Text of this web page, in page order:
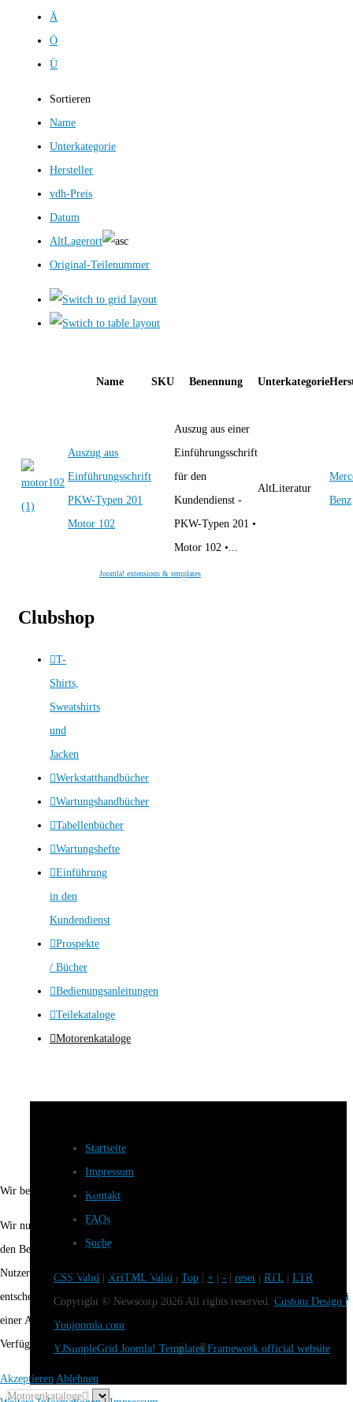
Ä
Ö
Ü
Sortieren
Name
Unterkategorie
Hersteller
vdh-Preis
Datum
AltLagerort
Original-Teilenummer
Name SKU Benennung Unterkategorie
Auszug aus
Einführungsschrift
PKW-Typen 201
Motor 102
Auszug aus einer
Einführungsschrift
für den
Kundendienst -
PKW-Typen 201 •
Motor 102 •...
AltLiteratur
Benz
Joomla! extensions & templates
Clubshop
T-
Shirts,
Sweatshirts
und
Jacken
Werkstatthandbücher
Wartungshandbücher
Tabellenbücher
Wartungshefte
Einführung
in den
Kundendienst
Prospekte
/ Bücher
Bedienungsanleitungen
Teilekataloge
Motorenkataloge
Startseite
Impressum
Kontakt
FAQs
Suche
CSS Valid XHTML Valid | Top | + - reset | RTL | LTR
Copyright © Newscorp 2026 All rights reserved. Custom Design
Youjoomla.com
YJSimpleGrid Joomla! Templates Framework official website
Motorenkataloge
Wir benutzen Cookies
Wir nutzen Cookies auf unserer Website. Einige von ihnen sind essenziell für
den Betrieb der Seite, während andere uns helfen, diese Website und die
Nutzererfahrung zu verbessern (Tracking Cookies). Sie können selbst
entscheiden, ob Sie die Cookies zulassen möchten. Bitte beachten Sie, dass bei
einer Ablehnung womöglich nicht mehr alle Funktionalitäten der Seite zur
Verfügung stehen.
Akzeptieren Ablehnen